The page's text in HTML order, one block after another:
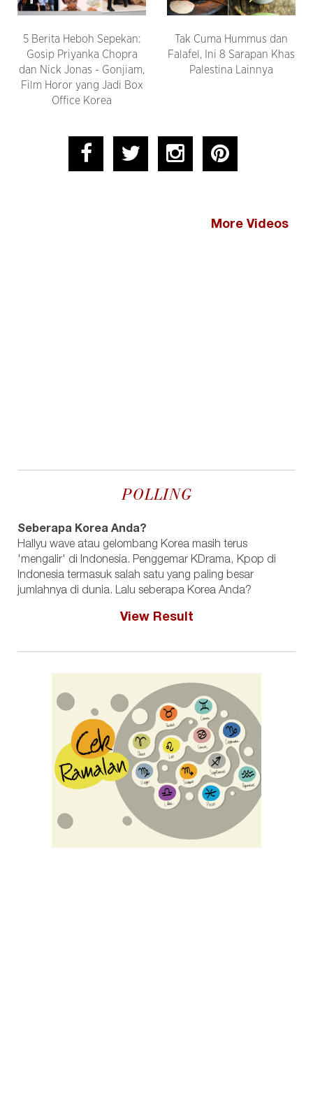
5 Berita Heboh Sepekan:
Gosip Priyanka Chopra
dan Nick Jonas - Gonjiam,
Film Horor yang Jadi Box
Office Korea
Tak Cuma Hummus dan
Falafel, Ini 8 Sarapan Khas
Palestina Lainnya
More Videos
POLLING
Seberapa Korea Anda?
Hallyu wave atau gelombang Korea masih terus
'mengalir' di Indonesia. Penggemar KDrama, Kpop di
Indonesia termasuk salah satu yang paling besar
jumlahnya di dunia. Lalu seberapa Korea Anda?
View Result